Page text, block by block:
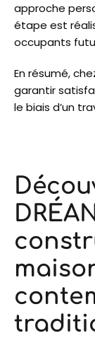
approche
étape est
occupants
En résumé,
garantir
le biais d’un